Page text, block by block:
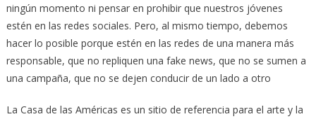
ningún momento ni pensar en prohibir que nuestros jóvenes
estén en las redes sociales. Pero, al mismo tiempo, debemos
hacer lo posible porque estén en las redes de una manera más
responsable, que no repliquen una fake news, que no se sumen a
una campaña, que no se dejen conducir de un lado a otro
La Casa de las Américas es un sitio de referencia para el arte y la